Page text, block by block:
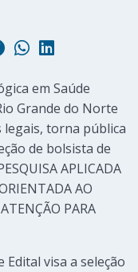
em Saúde
Grande do Norte
legais, torna pública
de bolsista de
APLICADA
AO
PARA
visa a seleção